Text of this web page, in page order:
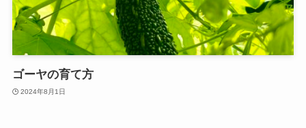
ゴーヤの育て方
2024年8月1日